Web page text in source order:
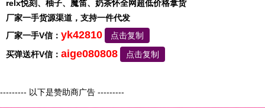
relx悦刻、柚子、魔笛、奶茶怀全网超低价格拿货
厂家一手货源渠道，支持一件代发
厂家一手V信： yk42810
点击复制
买弹送杆V信： aige080808 点击复制
--------- 以下是赞助商广告 ---------